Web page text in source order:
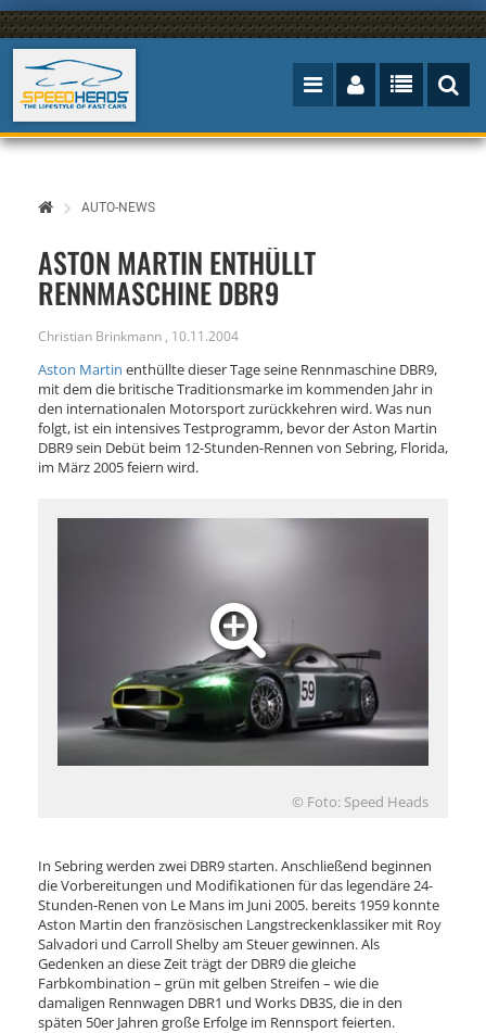
AUTO-NEWS
ASTON MARTIN ENTHÜLLT
RENNMASCHINE DBR9
Christian Brinkmann , 10.11.2004
Aston Martin enthüllte dieser Tage seine Rennmaschine DBR9,
mit dem die britische Traditionsmarke im kommenden Jahr in
den internationalen Motorsport zurückkehren wird. Was nun
folgt, ist ein intensives Testprogramm, bevor der Aston Martin
DBR9 sein Debüt beim 12-Stunden-Rennen von Sebring, Florida,
im März 2005 feiern wird.
© Foto: Speed Heads
In Sebring werden zwei DBR9 starten. Anschließend beginnen
die Vorbereitungen und Modifikationen für das legendäre 24-
Stunden-Renen von Le Mans im Juni 2005. bereits 1959 konnte
Aston Martin den französischen Langstreckenklassiker mit Roy
Salvadori und Carroll Shelby am Steuer gewinnen. Als
Gedenken an diese Zeit trägt der DBR9 die gleiche
Farbkombination – grün mit gelben Streifen – wie die
damaligen Rennwagen DBR1 und Works DB3S, die in den
späten 50er Jahren große Erfolge im Rennsport feierten.